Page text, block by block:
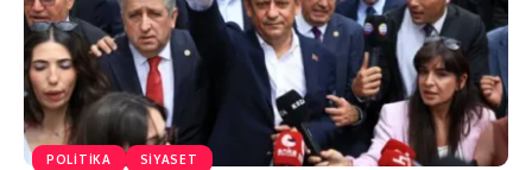
POLİTİKA SIYASET